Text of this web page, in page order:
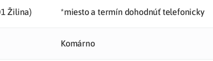
Žilina) *miesto a termín dohodnúť telefonicky
Komárno